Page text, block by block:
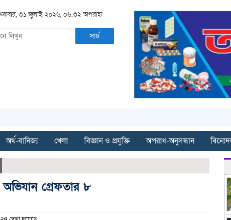
৩১ জুলাই ২০২৬, ০৬:৩২ অপরাহ্ন
সার্চ
অর্থ-বানিজ্য খেলা বিজ্ঞান ও প্রযুক্তি অপরাধ-অনুসন্ধান
অভিযান গ্রেফতার ৮